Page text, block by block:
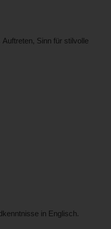
Sinn für stilvolle
in Englisch.